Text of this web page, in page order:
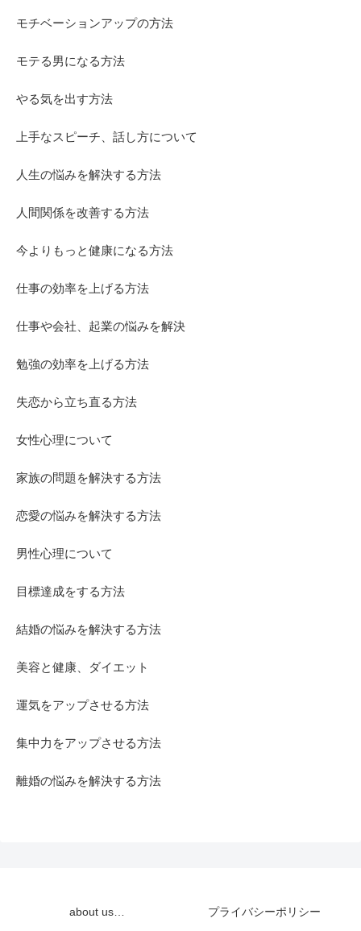
モチベーションアップの方法
モテる男になる方法
やる気を出す方法
上手なスピーチ、話し方について
人生の悩みを解決する方法
人間関係を改善する方法
今よりもっと健康になる方法
仕事の効率を上げる方法
仕事や会社、起業の悩みを解決
勉強の効率を上げる方法
失恋から立ち直る方法
女性心理について
家族の問題を解決する方法
恋愛の悩みを解決する方法
男性心理について
目標達成をする方法
結婚の悩みを解決する方法
美容と健康、ダイエット
運気をアップさせる方法
集中力をアップさせる方法
離婚の悩みを解決する方法
about us… プライバシーポリシー